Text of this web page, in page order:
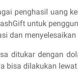
penghasil uang
untuk
dan menyelesaikan
ditukar dengan
bisa dilakukan lewat